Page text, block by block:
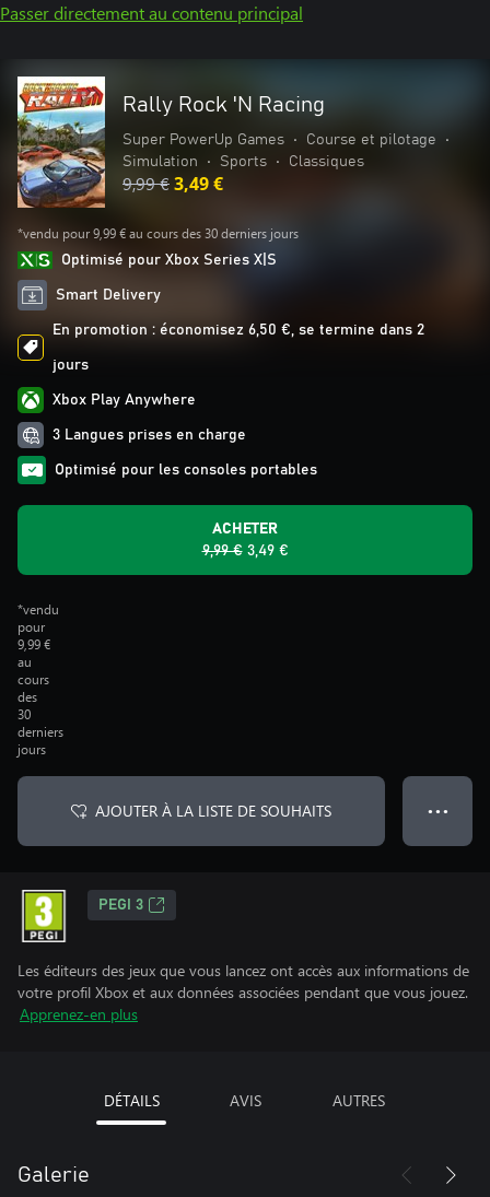
Passer directement au contenu principal
Rally Rock 'N Racing
Super PowerUp Games • Course et pilotage
•
Simulation
• Sports • Classiques
9,99 €3,49 €
*vendu pour 9,99 € au cours des 30 derniers jours
Optimisé pour Xbox Series X|S
Smart Delivery
En promotion : économisez 6,50 €, se termine dans 2
jours
Xbox Play Anywhere
3 Langues prises en charge
Optimisé pour les consoles portables
ACHETER
9,99 € 3,49 €
*vendu
pour
9,99 €
au
cours
des
30
derniers
jours
AJOUTER À LA LISTE DE SOUHAITS ● ● ●
PEGI 3
Les éditeurs des jeux que vous lancez ont accès aux informations de
votre profil Xbox et aux données associées pendant que vous jouez.
Apprenez-en plus
DÉTAILS AVIS AUTRES
Galerie